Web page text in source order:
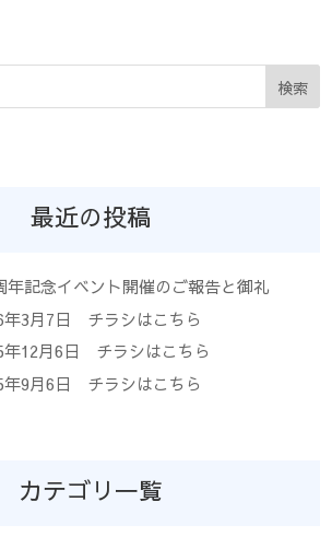
検索
最近の投稿
年記念イベント開催のご報告と御礼
3月7日 チラシはこちら
12月6日 チラシはこちら
9月6日 チラシはこちら
カテゴリ一覧